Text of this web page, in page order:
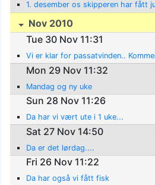
1. desember os skipperen har fått
Nov 2010
Tue 30 Nov 11:31
Vi er klar for passatvinden..
Mon 29 Nov 11:32
Mandag og ny uke
Sun 28 Nov 11:26
Da har vi vært ute i 1 uke...
Sat 27 Nov 14:50
Da er det lørdag....
Fri 26 Nov 11:22
Da har også vi fått fisk